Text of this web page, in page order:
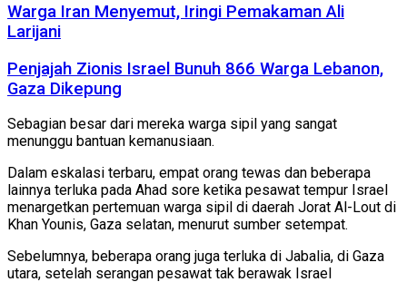
Warga Iran Menyemut, Iringi Pemakaman Ali
Larijani
Penjajah Zionis Israel Bunuh 866 Warga Lebanon,
Gaza Dikepung
Sebagian besar dari mereka warga sipil yang sangat
menunggu bantuan kemanusiaan.
Dalam eskalasi terbaru, empat orang tewas dan beberapa
lainnya terluka pada Ahad sore ketika pesawat tempur Israel
menargetkan pertemuan warga sipil di daerah Jorat Al-Lout di
Khan Younis, Gaza selatan, menurut sumber setempat.
Sebelumnya, beberapa orang juga terluka di Jabalia, di Gaza
utara, setelah serangan pesawat tak berawak Israel